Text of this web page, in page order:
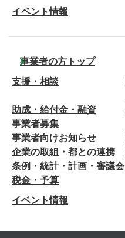
イベント情報
事業者の方トップ
支援・相談
助成・給付金・融資
事業者募集
事業者向けお知らせ
企業の取組・都との連携
条例・統計・計画・審議会
税金・予算
イベント情報